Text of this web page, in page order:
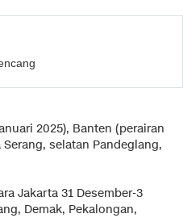
2025), Banten (perairan
selatan Pandeglang,
Jakarta 31 Desember-3
Demak, Pekalongan,